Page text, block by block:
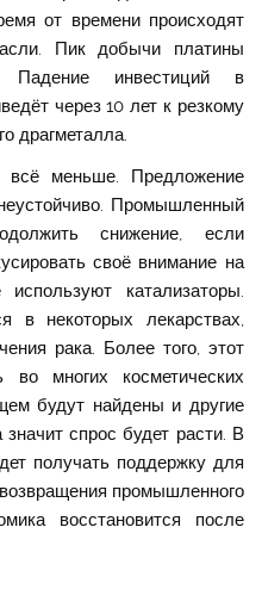
от времени происходят
Пик добычи платины
инвестиций в
через 10 лет к резкому
драгметалла.
всё меньше. Предложение
Промышленный
снижение, если
своё внимание на
катализаторы.
в некоторых лекарствах,
рака. Более того, этот
во многих косметических
будут найдены и другие
спрос будет расти. В
получать поддержку для
промышленного
восстановится после